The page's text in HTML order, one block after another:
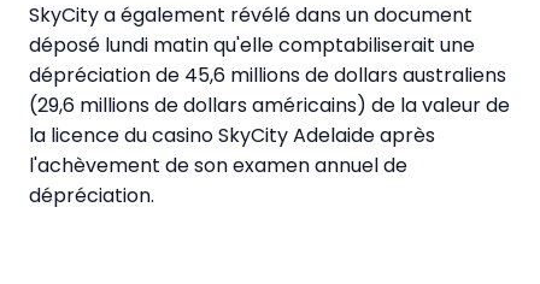
SkyCity a également révélé dans un document
déposé lundi matin qu'elle comptabiliserait une
dépréciation de 45,6 millions de dollars australiens
(29,6 millions de dollars américains) de la valeur de
la licence du casino SkyCity Adelaide après
l'achèvement de son examen annuel de
dépréciation.